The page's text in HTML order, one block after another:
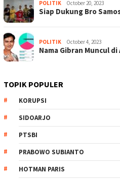
POLITIK October 20, 2023
Siap Dukung Bro
POLITIK October 4, 2023
Nama Gibran Muncul
TOPIK POPULER
KORUPSI
SIDOARJO
PTSBI
PRABOWO SUBIANTO
HOTMAN PARIS